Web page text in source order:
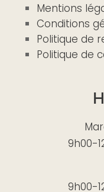
Mentions
Conditions
Politique de
Politique de
9h00-
9h00-